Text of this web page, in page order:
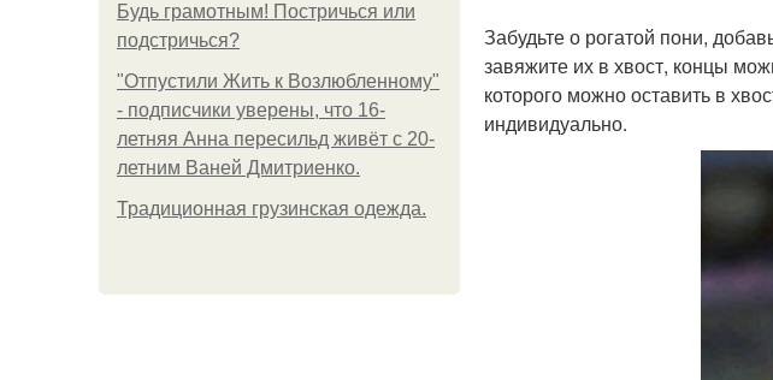
Будь грамотным! Постричься или
подстричься?
"Отпустили Жить к Возлюбленному"
- подписчики уверены, что 16-
летняя Анна пересильд живёт с 20-
летним Ваней Дмитриенко.
Традиционная грузинская одежда.
Летние девочки
Забудьте о рогатой пони,
завяжите их в хвост, концы
которого можно оставить в
индивидуально.